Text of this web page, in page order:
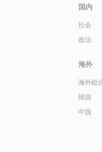
国内
社会
政治
海外
海外総
韓国
中国